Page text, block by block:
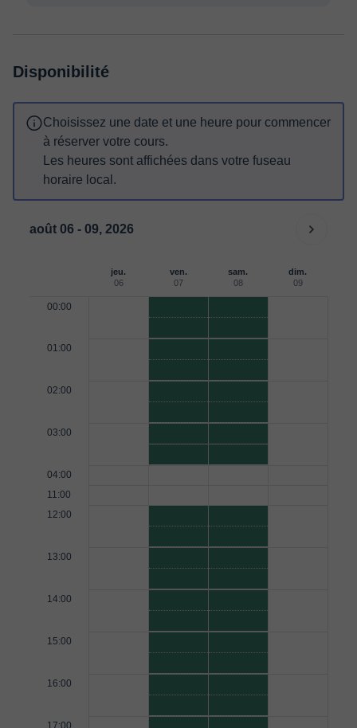
Disponibilité
Choisissez une date et une heure pour commencer
à réserver votre cours.
Les heures sont affichées dans votre fuseau
horaire local.
août 06 - 09, 2026
jeu.
06
ven.
07
sam.
08
dim.
09
00:00
01:00
02:00
03:00
04:00
11:00
12:00
13:00
14:00
15:00
16:00
17:00